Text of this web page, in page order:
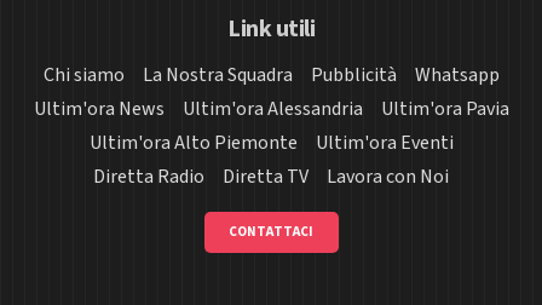
Link utili
Chi siamo La Nostra Squadra Pubblicità
Whatsapp
Ultim'ora News
Ultim'ora Alessandria
Ultim'ora Pavia
Ultim'ora Alto Piemonte
Ultim'ora Eventi
Diretta Radio
Diretta TV Lavora con Noi
CONTATTACI